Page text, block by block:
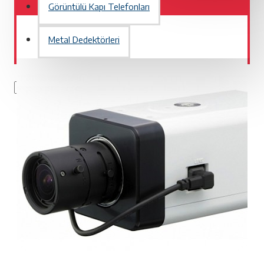
Görüntülü Kapı Telefonları
Metal Dedektörleri